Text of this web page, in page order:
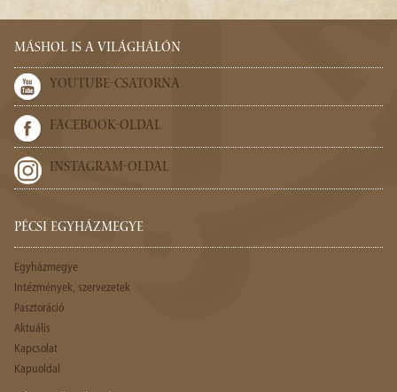
MÁSHOL IS A VILÁGHÁLÓN
YOUTUBE-CSATORNA
FACEBOOK-OLDAL
INSTAGRAM-OLDAL
PÉCSI EGYHÁZMEGYE
Egyházmegye
Intézmények, szervezetek
Pasztoráció
Aktuális
Kapcsolat
Kapuoldal